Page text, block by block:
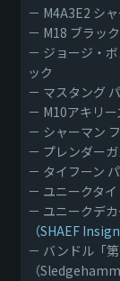
－ M4A3E2 シ
－ M18 ブラッ
－ ジョージ・
ック
－ マスタング
－ M10アキリ
－ シャーマン
－ プレンダー
－ タイフーン
－ ユニークタ
－ ユニークデカ
（SHAEF
－ バンドル「
（